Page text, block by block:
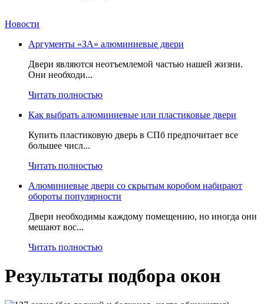
Новости
Аргументы «ЗА» алюминиевые двери
Двери являются неотъемлемой частью нашей жизни.
Они необходи...
Читать полностью
Как выбрать алюминиевые или пластиковые двери
Купить пластиковую дверь в СПб предпочитает все
большее числ...
Читать полностью
Алюминиевые двери со скрытым коробом набирают
обороты популярности
Двери необходимы каждому помещению, но иногда они
мешают вос...
Читать полностью
Результаты подбора окон